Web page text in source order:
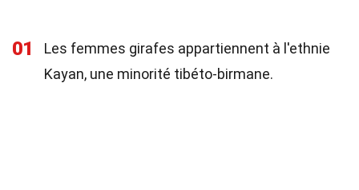
01
Les femmes girafes appartiennent à l'ethnie
Kayan, une minorité tibéto-birmane.